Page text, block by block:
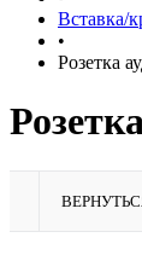
Вставка/
•
Розетка